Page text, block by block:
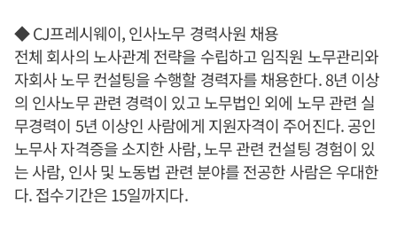
◆ CJ프레시웨이, 인사노무 경력사원 채용
전체 회사의 노사관계 전략을 수립하고 임직원 노무관리와
자회사 노무 컨설팅을 수행할 경력자를 채용한다. 8년 이상
의 인사노무 관련 경력이 있고 노무법인 외에 노무 관련 실
무경력이 5년 이상인 사람에게 지원자격이 주어진다. 공인
노무사 자격증을 소지한 사람, 노무 관련 컨설팅 경험이 있
는 사람, 인사 및 노동법 관련 분야를 전공한 사람은 우대한
다. 접수기간은 15일까지다.